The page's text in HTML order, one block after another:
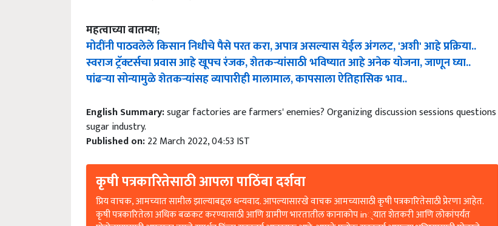
महत्वाच्या बातम्या;
मोदींनी पाठवलेले किसान निधीचे पैसे परत करा, अपात्र असल्यास येईल अंगलट, 'अशी' आहे प्रक्रिया..
स्वराज ट्रॅक्टर्सचा प्रवास आहे खूपच रंजक, शेतकऱ्यांसाठी भविष्यात आहे अनेक योजना, जाणून घ्या..
पांढऱ्या सोन्यामुळे शेतकऱ्यांसह व्यापारीही मालामाल, कापसाला ऐतिहासिक भाव..
English Summary: sugar factories are farmers' enemies? Organizing discussion sessions questions
sugar industry.
Published on: 22 March 2022, 04:53 IST
कृषी पत्रकारितेसाठी आपला पाठिंबा दर्शवा
प्रिय वाचक, आमच्यात सामील झाल्याबद्दल धन्यवाद. आपल्यासारखे वाचक आमच्यासाठी कृषी पत्रकारितेसाठी प्रेरणा आहेत.
कृषी पत्रकारितेला अधिक बळकट करण्यासाठी आणि ग्रामीण भारतातील कानाकोप in्यात शेतकरी आणि लोकांपर्यंत
पोहोचण्यासाठी आम्हाला तुमचे समर्थन किंवा सहकार्य आवश्यक आहे. आपले प्रत्येक सहकार्य आमच्या भविष्यासाठी मोलाचे